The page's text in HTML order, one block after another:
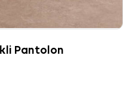
Pantolon